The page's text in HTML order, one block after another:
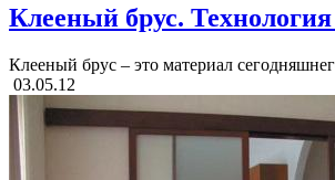
Клееный брус.
Клееный брус – это материал
03.05.12